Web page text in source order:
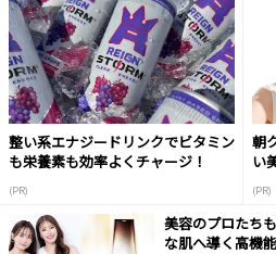
整い系エナジードリンクでビタミン
も栄養素も効率よくチャージ！
(PR)
朝
い
(PR)
美容のプロたち
な肌へ導く高機